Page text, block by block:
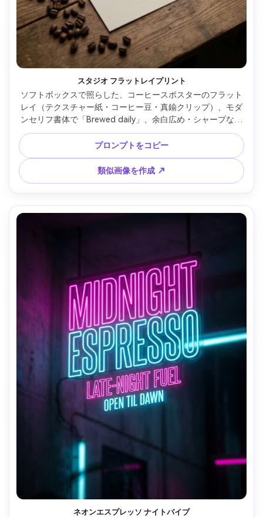
スタジオ フラットレイプリント
ソフトボックスで照らした、コーヒースポスターのフラット
レイ（テクスチャー紙・コーヒー豆・真鍮クリップ）、モダ
ンセリフ書体で「Brewed daily」、余白広め・シャープなイ
ンク仕上げ、俯瞰構図、鮮明なフォーカス、ハイレゾ・ウォ
ーターマークなし、85mmレンズ、浅い被写界深度 --ar 4:5
プロンプトをコピー
類似画像を作成 ↗
ネオンエスプレッソ ナイトバイブ